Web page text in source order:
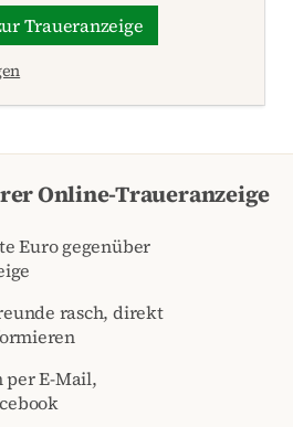
Traueranzeige
Online-Traueranzeige
Euro gegenüber
rasch, direkt
E-Mail,